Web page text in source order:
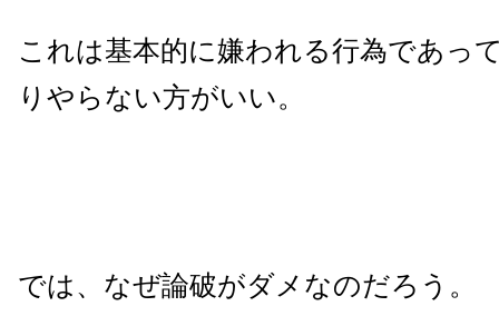
これは基本的に嫌われる行為であっ
りやらない方がいい。
では、なぜ論破がダメなのだろう。